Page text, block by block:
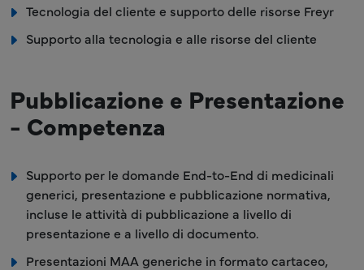
Tecnologia del cliente e supporto delle risorse Freyr
Supporto alla tecnologia e alle risorse del cliente
Pubblicazione e Presentazione
- Competenza
Supporto per le domande End-to-End di medicinali
generici, presentazione e pubblicazione normativa,
incluse le attività di pubblicazione a livello di
presentazione e a livello di documento.
Presentazioni MAA generiche in formato cartaceo,